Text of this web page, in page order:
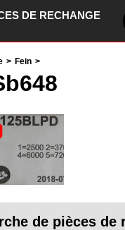
DE RECHANGE
> Fein >
de pièces de